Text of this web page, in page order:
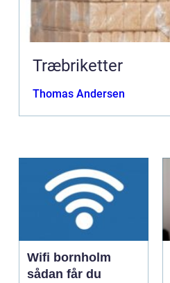
Træbriketter
Thomas Andersen
Wifi bornholm
sådan får du